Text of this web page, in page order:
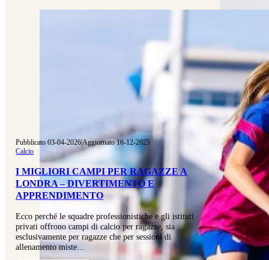
Pubblicato 03-04-2026|Aggiornato 16-12-2025
Calcio
I MIGLIORI CAMPI PER RAGAZZE A
LONDRA – DIVERTIMENTO E
APPRENDIMENTO
Ecco perché le squadre professionistiche e gli istituti
privati offrono campi di calcio per ragazze, sia
esclusivamente per ragazze che per sessioni di
allenamento miste…